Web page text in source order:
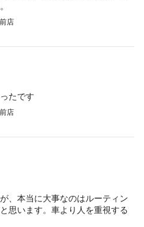
店
たです
店
、本当に大事なのはルーティン
思います。車より人を重視する